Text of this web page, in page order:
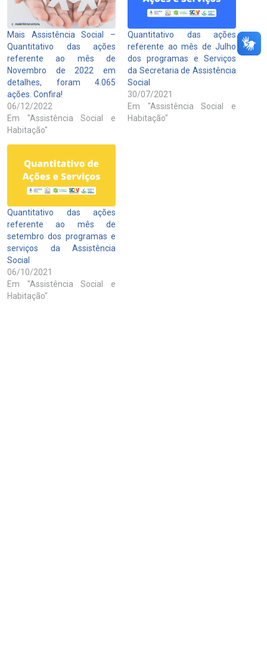
Mais Assistência Social –
Quantitativo das ações
referente ao mês de
Novembro de 2022 em
detalhes, foram 4.065
ações. Confira!
06/12/2022
Em "Assistência Social e
Habitação"
Quantitativo das ações
referente ao mês de Julho
dos programas e Serviços
da Secretaria de Assistência
Social
30/07/2021
Em "Assistência Social e
Habitação"
Quantitativo das ações
referente ao mês de
setembro dos programas e
serviços da Assistência
Social
06/10/2021
Em "Assistência Social e
Habitação"